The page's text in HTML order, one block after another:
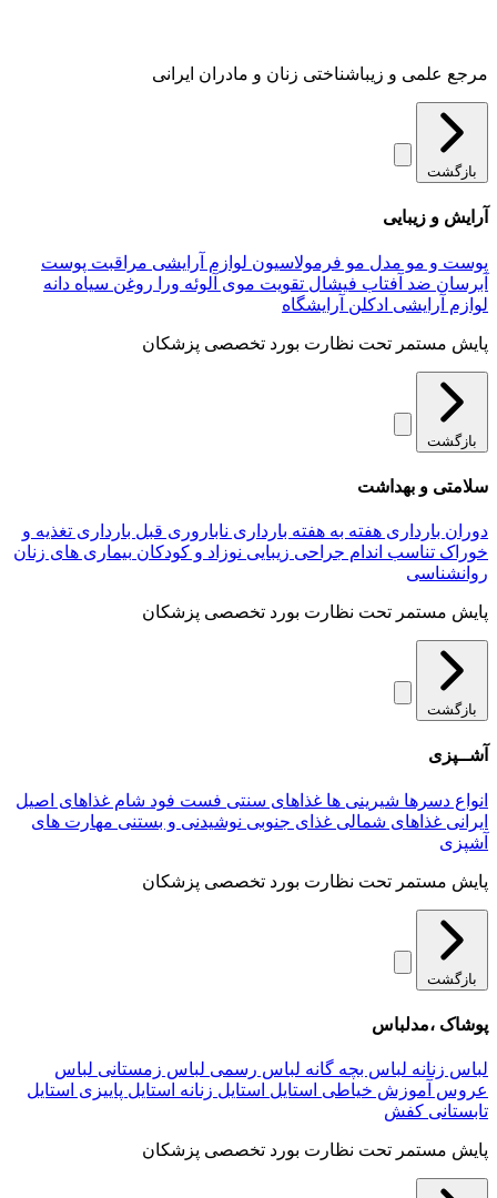
مرجع علمی و زیباشناختی زنان و مادران ایرانی
بازگشت
آرایش و زیبایی
پوست و مو مدل مو فرمولاسیون لوازم آرایشی مراقبت پوست
آبرسان ضد آفتاب فیشال تقویت موی آلوئه‌ ورا روغن سیاه دانه
لوازم آرایشی ادکلن آرایشگاه
پایش مستمر تحت نظارت بورد تخصصی پزشکان
بازگشت
سلامتی و بهداشت
دوران بارداری هفته به هفته بارداری ناباروری قبل بارداری تغذیه و
خوراک تناسب اندام جراحی زیبایی نوزاد و کودکان بیماری های زنان
روانشناسی
پایش مستمر تحت نظارت بورد تخصصی پزشکان
بازگشت
آشــپزی
انواع دسرها شیرینی ها غذاهای سنتی فست فود شام غذاهای اصیل
ایرانی غذاهای شمالی غذای جنوبی نوشیدنی و بستنی مهارت های
آشپزی
پایش مستمر تحت نظارت بورد تخصصی پزشکان
بازگشت
پوشاک ،مدلباس
لباس زنانه لباس بچه گانه لباس رسمی لباس زمستانی لباس
عروس آموزش خیاطی استایل استایل زنانه استایل پاییزی استایل
تابستانی کفش
پایش مستمر تحت نظارت بورد تخصصی پزشکان